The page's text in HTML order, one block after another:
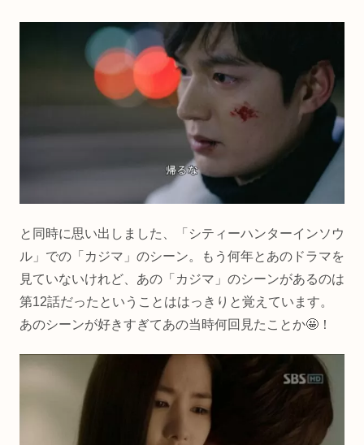
と同時に思い出しました、「シティーハンターインソウ
ル」での「カジマ」のシーン。もう何年とあのドラマを
見ていないけれど、あの「カジマ」のシーンがあるのは
第12話だったということははっきりと覚えています。
あのシーンが好きすぎてあの当時何回見たことか🤩！